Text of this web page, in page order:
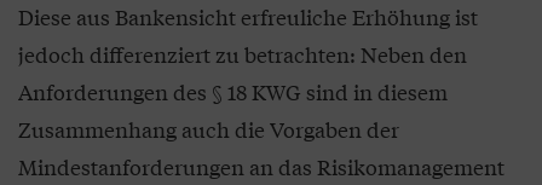
Diese aus Bankensicht erfreuliche Erhöhung ist
jedoch differenziert zu betrachten: Neben den
Anforderungen des § 18 KWG sind in diesem
Zusammenhang auch die Vorgaben der
Mindestanforderungen an das Risikomanagement